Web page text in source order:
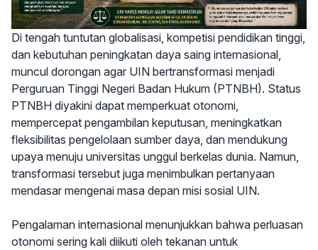
Di tengah tuntutan globalisasi, kompetisi pendidikan tinggi,
dan kebutuhan peningkatan daya saing internasional,
muncul dorongan agar UIN bertransformasi menjadi
Perguruan Tinggi Negeri Badan Hukum (PTNBH). Status
PTNBH diyakini dapat memperkuat otonomi,
mempercepat pengambilan keputusan, meningkatkan
fleksibilitas pengelolaan sumber daya, dan mendukung
upaya menuju universitas unggul berkelas dunia. Namun,
transformasi tersebut juga menimbulkan pertanyaan
mendasar mengenai masa depan misi sosial UIN.
Pengalaman internasional menunjukkan bahwa perluasan
otonomi sering kali diikuti oleh tekanan untuk